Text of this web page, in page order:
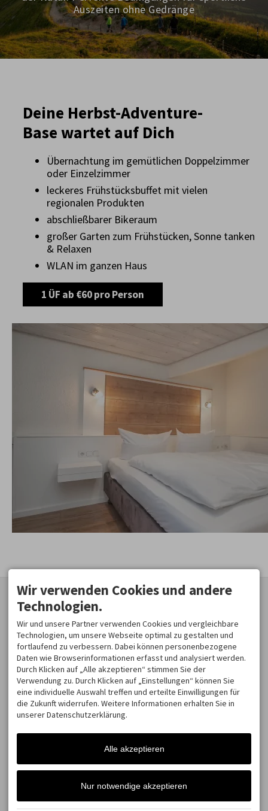
Auszeiten ohne Gedränge
Deine Herbst-Adventure-
Base wartet auf Dich
Übernachtung im gemütlichen Doppelzimmer
oder Einzelzimmer
leckeres Frühstücksbuffet mit vielen
regionalen Produkten
abschließbarer Bikeraum
großer Garten zum Frühstücken, Sonne tanken
& Relaxen
WLAN im ganzen Haus
1 ÜF ab €60 pro Person
KONTAKT
Trail Hotel Oberstaufen
Bgm.-Hertlein-Str. 1
87534 Oberstaufen
DEUTSCHLAND
Tel.+49 8386 707 30 10
info@trail-hotels.com
WERDE TEAMMITGLIED!
Newsletter
Facebook
Wir verwenden Cookies und andere
Technologien.
Wir und unsere Partner verwenden Cookies und vergleichbare
Technologien, um unsere Webseite optimal zu gestalten und
fortlaufend zu verbessern. Dabei können personenbezogene
Daten wie Browserinformationen erfasst und analysiert werden.
Durch Klicken auf „Alle akzeptieren“ stimmen Sie der
Verwendung zu. Durch Klicken auf „Einstellungen“ können Sie
eine individuelle Auswahl treffen und erteilte Einwilligungen für
die Zukunft widerrufen. Weitere Informationen erhalten Sie in
unserer Datenschutzerklärung.
Alle akzeptieren
Nur notwendige akzeptieren